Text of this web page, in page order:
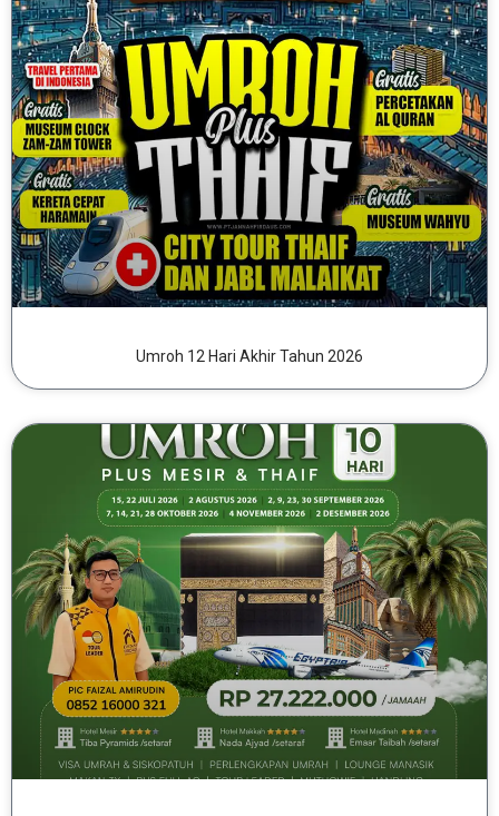
Umroh 12 Hari Akhir Tahun 2026